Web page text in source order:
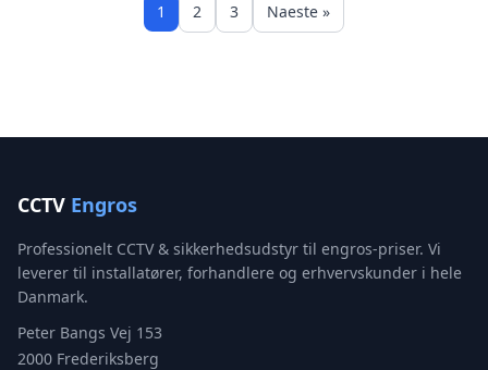
1 2 3 Naeste »
CCTV Engros
Professionelt CCTV & sikkerhedsudstyr til engros-priser. Vi
leverer til installatører, forhandlere og erhvervskunder i hele
Danmark.
Peter Bangs Vej 153
2000 Frederiksberg